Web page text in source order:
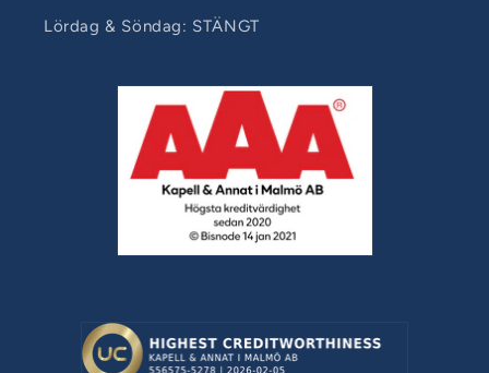
Lördag & Söndag: STÄNGT